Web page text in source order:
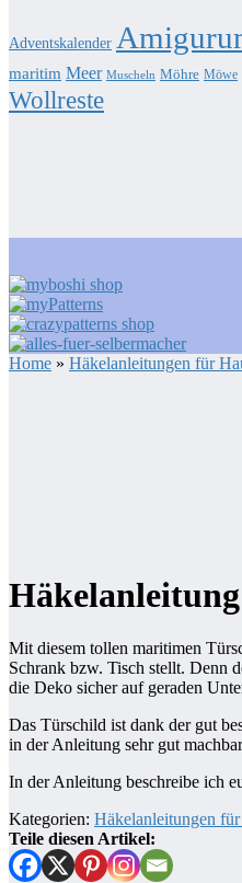
Adventskalender
maritim Meer Muscheln Möhre Möwe
Wollreste
Home » Häkelanleitungen für
Mit diesem tollen maritimen
Schrank bzw. Tisch stellt. Denn
die Deko sicher auf geraden
Das Türschild ist dank der gut
in der Anleitung sehr gut
In der Anleitung beschreibe ich
Kategorien: Häkelanleitungen für
Teile diesen Artikel: